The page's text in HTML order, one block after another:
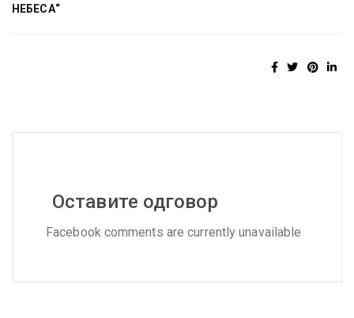
НЕБЕСА“
Оставите одговор
Facebook comments are currently unavailable